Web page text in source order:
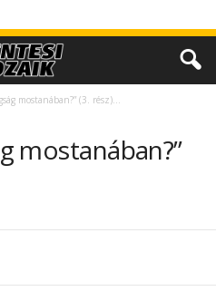
mostanában?” (3. rész)…
mostanában?”